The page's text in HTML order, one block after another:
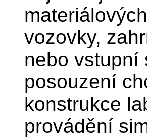
vozovky,
nebo vstupní
posouzení
konstrukce
provádění